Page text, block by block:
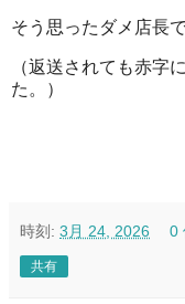
そう思ったダメ店長
（返送されても赤字
た。）
時刻: 3月 24, 2026 0
共有